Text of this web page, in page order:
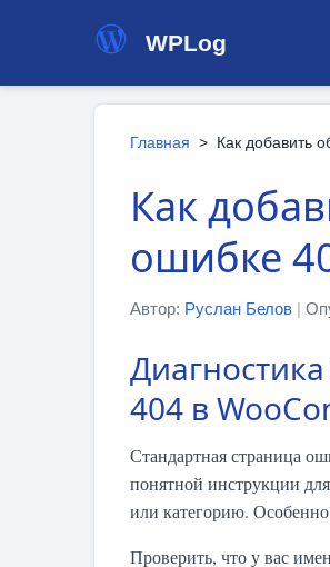
WPLog
Главная > Как добавить
Как
ошибке
Автор: Руслан Белов |
404 в
Стандартная страница
понятной инструкции
или категорию. Особенно
Проверить, что у вас